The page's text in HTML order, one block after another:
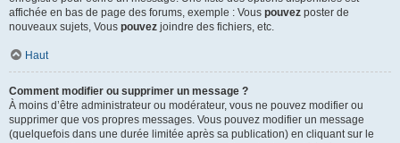
affichée en bas de page des forums, exemple : Vous pouvez poster de
nouveaux sujets, Vous pouvez joindre des fichiers, etc.
Haut
Comment modifier ou supprimer un message ?
À moins d’être administrateur ou modérateur, vous ne pouvez modifier ou
supprimer que vos propres messages. Vous pouvez modifier un message
(quelquefois dans une durée limitée après sa publication) en cliquant sur le